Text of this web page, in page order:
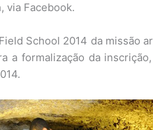
via Facebook.
School 2014 da missão
a formalização da